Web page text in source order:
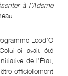
à l’Ademe
Ecod’O
ci avait été
de l’État,
officiellement